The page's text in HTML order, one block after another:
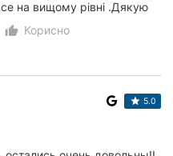
на вищому рівні .Дякую
thumb_up_alt
Корисно
5.0